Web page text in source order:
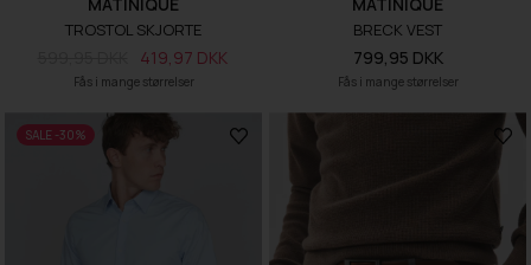
Fås i mange størrelser
TROSTOL SKJORTE
419,97 DKK
Fås i mange størrelser
BRECK VEST
799,95 DKK
SALE -30%